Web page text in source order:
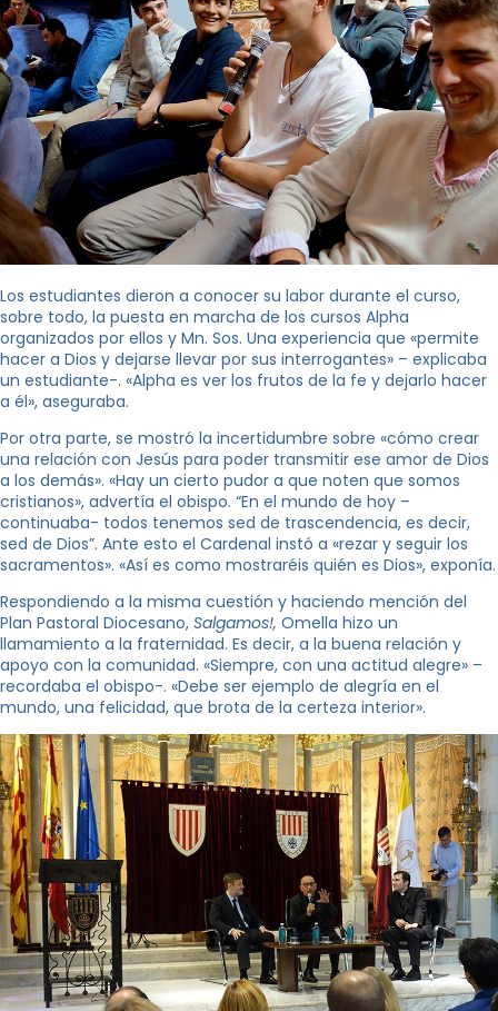
Los estudiantes dieron a conocer su labor durante el curso,
sobre todo, la puesta en marcha de los cursos Alpha
organizados por ellos y Mn. Sos. Una experiencia que «permite
hacer a Dios y dejarse llevar por sus interrogantes» – explicaba
un estudiante-. «Alpha es ver los frutos de la fe y dejarlo hacer
a él», aseguraba.
Por otra parte, se mostró la incertidumbre sobre «cómo crear
una relación con Jesús para poder transmitir ese amor de Dios
a los demás». «Hay un cierto pudor a que noten que somos
cristianos», advertía el obispo. “En el mundo de hoy –
continuaba- todos tenemos sed de trascendencia, es decir,
sed de Dios”. Ante esto el Cardenal instó a «rezar y seguir los
sacramentos». «Así es como mostraréis quién es Dios», exponía.
Respondiendo a la misma cuestión y haciendo mención del
Plan Pastoral Diocesano, Salgamos!, Omella hizo un
llamamiento a la fraternidad. Es decir, a la buena relación y
apoyo con la comunidad. «Siempre, con una actitud alegre» –
recordaba el obispo-. «Debe ser ejemplo de alegría en el
mundo, una felicidad, que brota de la certeza interior».